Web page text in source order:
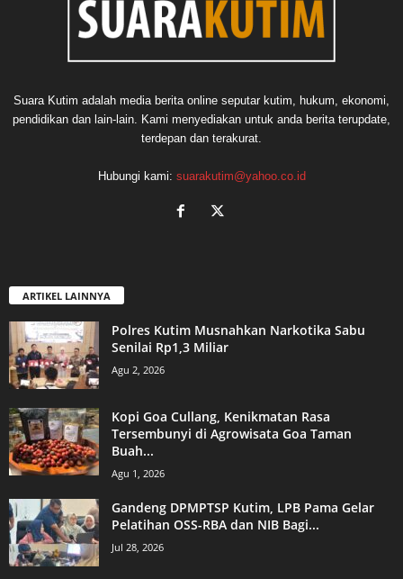
Suara Kutim adalah media berita online seputar kutim, hukum, ekonomi,
pendidikan dan lain-lain. Kami menyediakan untuk anda berita terupdate,
terdepan dan terakurat.
Hubungi kami: suarakutim@yahoo.co.id
ARTIKEL LAINNYA
Polres Kutim Musnahkan Narkotika Sabu
Senilai Rp1,3 Miliar
Agu 2, 2026
Kopi Goa Cullang, Kenikmatan Rasa
Tersembunyi di Agrowisata Goa Taman
Buah...
Agu 1, 2026
Gandeng DPMPTSP Kutim, LPB Pama Gelar
Pelatihan OSS-RBA dan NIB Bagi...
Jul 28, 2026